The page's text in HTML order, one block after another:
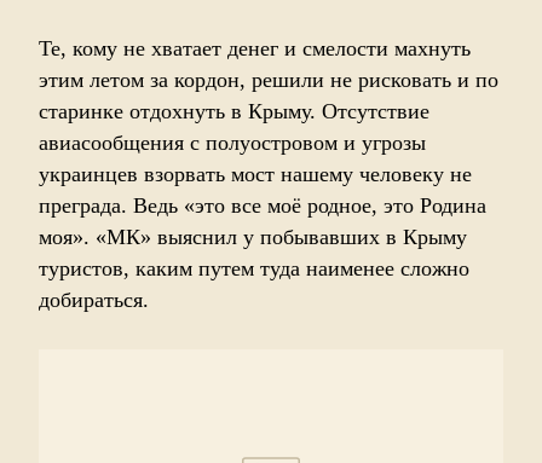
Те, кому не хватает денег и смелости махнуть
этим летом за кордон, решили не рисковать и по
старинке отдохнуть в Крыму. Отсутствие
авиасообщения с полуостровом и угрозы
украинцев взорвать мост нашему человеку не
преграда. Ведь «это все моё родное, это Родина
моя». «МК» выяснил у побывавших в Крыму
туристов, каким путем туда наименее сложно
добираться.